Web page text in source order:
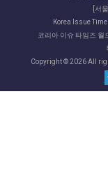
[서
Korea Issue
코리아 이슈 타임즈 월
Copyright ©2026 All